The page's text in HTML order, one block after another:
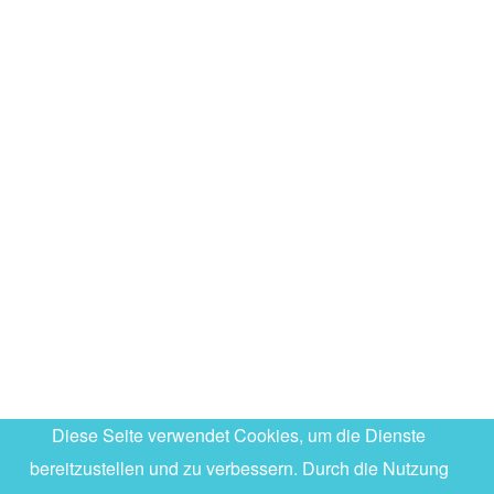
Diese Seite verwendet Cookies, um die Dienste
bereitzustellen und zu verbessern. Durch die Nutzung